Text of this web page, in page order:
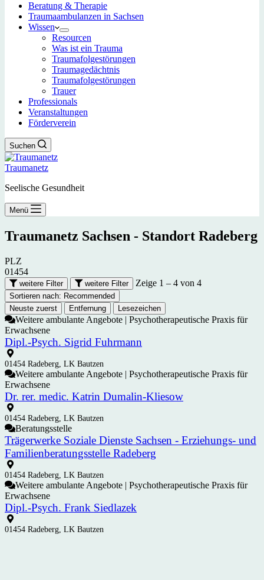
Beratung & Therapie
Traumaambulanzen in Sachsen
Wissen
Resourcen
Was ist ein Trauma
Traumafolgestörungen
Traumagedächtnis
Traumafolgestörungen
Trauer
Professionals
Veranstaltungen
Förderverein
Suchen
Traumanetz
Seelische Gesundheit
Menü
Traumanetz Sachsen - Standort Radeberg
PLZ
01454
weitere Filter weitere Filter Zeige 1 – 4 von 4
Sortieren nach: Recommended
Neuste zuerst
Entfernung Lesezeichen
Weitere ambulante Angebote | Psychotherapeutische Praxis für
Erwachsene
Dipl.-Psych. Sigrid Fuhrmann
01454 Radeberg, LK Bautzen
Weitere ambulante Angebote | Psychotherapeutische Praxis für
Erwachsene
Dr. rer. medic. Katrin Dumalin-Kliesow
01454 Radeberg, LK Bautzen
Beratungsstelle
Trägerwerke Soziale Dienste Sachsen - Erziehungs- und
Familienberatungsstelle Radeberg
01454 Radeberg, LK Bautzen
Weitere ambulante Angebote | Psychotherapeutische Praxis für
Erwachsene
Dipl.-Psych. Frank Siedlazek
01454 Radeberg, LK Bautzen